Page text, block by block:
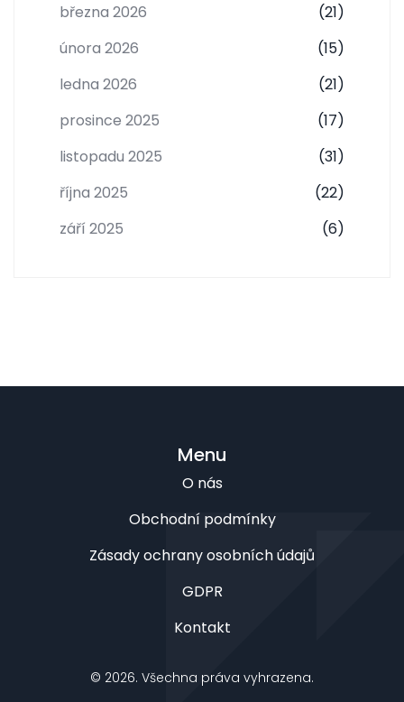
března 2026
(21)
února 2026
(15)
ledna 2026
(21)
prosince 2025
(17)
listopadu 2025
(31)
října 2025
(22)
září 2025
(6)
Menu
O nás
Obchodní podmínky
Zásady ochrany osobních údajů
GDPR
Kontakt
© 2026. Všechna práva vyhrazena.